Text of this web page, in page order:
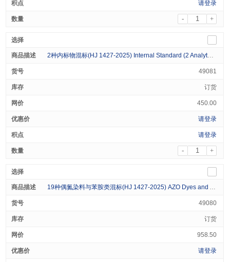
请登录
- +
2种内标物混标(HJ 1427-2025) Internal Standard (2 Analytes) 1000μg/mL in Methanol 1mL
49081
订货
450.00
请登录
请登录
- +
19种偶氮染料与苯胺类混标(HJ 1427-2025) AZO Dyes and Anilines Standard (19 Analytes) 1000μg/mL in Methanol 1mL
49080
订货
958.50
请登录